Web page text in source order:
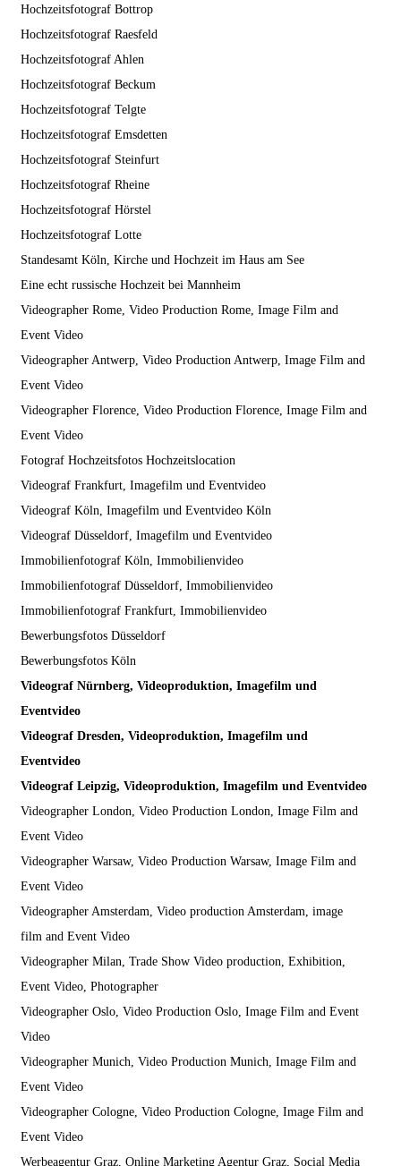
Hochzeitsfotograf Bottrop
Hochzeitsfotograf Raesfeld
Hochzeitsfotograf Ahlen
Hochzeitsfotograf Beckum
Hochzeitsfotograf Telgte
Hochzeitsfotograf Emsdetten
Hochzeitsfotograf Steinfurt
Hochzeitsfotograf Rheine
Hochzeitsfotograf Hörstel
Hochzeitsfotograf Lotte
Standesamt Köln, Kirche und Hochzeit im Haus am See
Eine echt russische Hochzeit bei Mannheim
Videographer Rome, Video Production Rome, Image Film and
Event Video
Videographer Antwerp, Video Production Antwerp, Image Film and
Event Video
Videographer Florence, Video Production Florence, Image Film and
Event Video
Fotograf Hochzeitsfotos Hochzeitslocation
Videograf Frankfurt, Imagefilm und Eventvideo
Videograf Köln, Imagefilm und Eventvideo Köln
Videograf Düsseldorf, Imagefilm und Eventvideo
Immobilienfotograf Köln, Immobilienvideo
Immobilienfotograf Düsseldorf, Immobilienvideo
Immobilienfotograf Frankfurt, Immobilienvideo
Bewerbungsfotos Düsseldorf
Bewerbungsfotos Köln
Videograf Nürnberg, Videoproduktion, Imagefilm und
Eventvideo
Videograf Dresden, Videoproduktion, Imagefilm und
Eventvideo
Videograf Leipzig, Videoproduktion, Imagefilm und Eventvideo
Videographer London, Video Production London, Image Film and
Event Video
Videographer Warsaw, Video Production Warsaw, Image Film and
Event Video
Videographer Amsterdam, Video production Amsterdam, image
film and Event Video
Videographer Milan, Trade Show Video production, Exhibition,
Event Video, Photographer
Videographer Oslo, Video Production Oslo, Image Film and Event
Video
Videographer Munich, Video Production Munich, Image Film and
Event Video
Videographer Cologne, Video Production Cologne, Image Film and
Event Video
Werbeagentur Graz, Online Marketing Agentur Graz, Social Media